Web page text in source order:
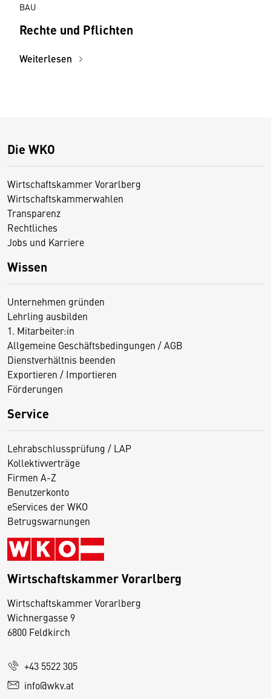
BAU
Rechte und Pflichten
Weiterlesen
Die WKO
Wirtschaftskammer Vorarlberg
Wirtschaftskammerwahlen
Transparenz
Rechtliches
Jobs und Karriere
Wissen
Unternehmen gründen
Lehrling ausbilden
1. Mitarbeiter:in
Allgemeine Geschäftsbedingungen / AGB
Dienstverhältnis beenden
Exportieren / Importieren
Förderungen
Service
Lehrabschlussprüfung / LAP
Kollektivverträge
Firmen A-Z
Benutzerkonto
eServices der WKO
Betrugswarnungen
Wirtschaftskammer Vorarlberg
Wirtschaftskammer Vorarlberg
Wichnergasse 9
6800 Feldkirch
+43 5522 305
info@wkv.at
D
i
e
e
S